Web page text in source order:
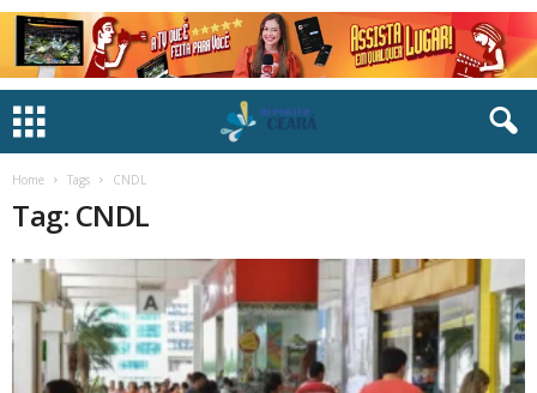
Home Tags CNDL
Tag: CNDL